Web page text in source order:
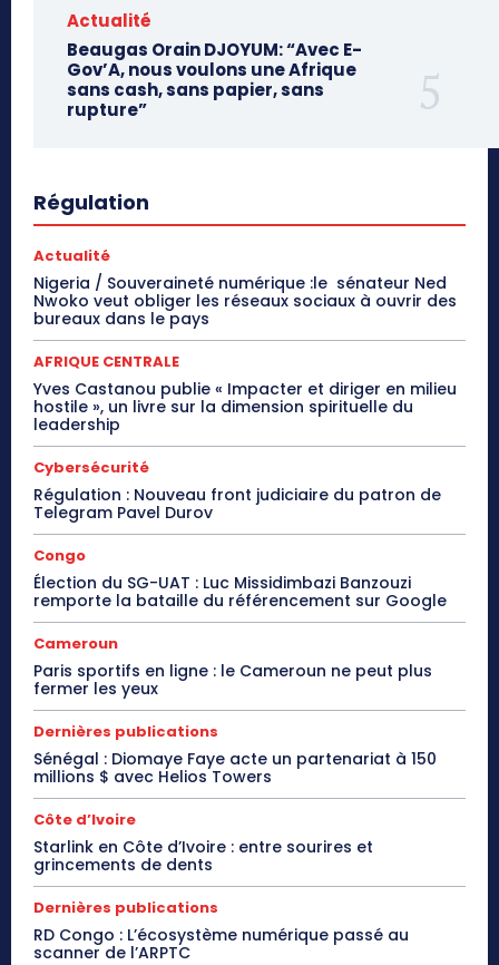
Actualité
Beaugas Orain DJOYUM: “Avec E-
Gov’A, nous voulons une Afrique
sans cash, sans papier, sans
rupture”
Régulation
Actualité
Nigeria / Souveraineté numérique :le sénateur Ned
Nwoko veut obliger les réseaux sociaux à ouvrir des
bureaux dans le pays
AFRIQUE CENTRALE
Yves Castanou publie « Impacter et diriger en milieu
hostile », un livre sur la dimension spirituelle du
leadership
Cybersécurité
Régulation : Nouveau front judiciaire du patron de
Telegram Pavel Durov
Congo
Élection du SG-UAT : Luc Missidimbazi Banzouzi
remporte la bataille du référencement sur Google
Cameroun
Paris sportifs en ligne : le Cameroun ne peut plus
fermer les yeux
Dernières publications
Sénégal : Diomaye Faye acte un partenariat à 150
millions $ avec Helios Towers
Côte d’Ivoire
Starlink en Côte d’Ivoire : entre sourires et
grincements de dents
Dernières publications
RD Congo : L’écosystème numérique passé au
scanner de l’ARPTC